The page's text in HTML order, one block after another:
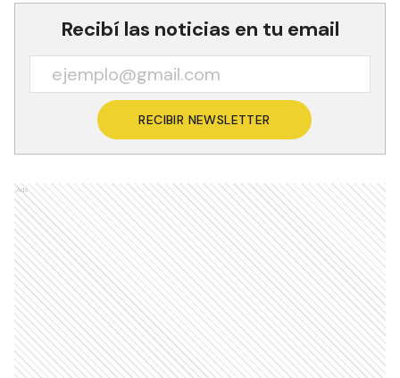
Recibí las noticias en tu email
RECIBIR NEWSLETTER
Ads